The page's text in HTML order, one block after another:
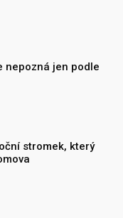
nepozná jen podle
stromek, který